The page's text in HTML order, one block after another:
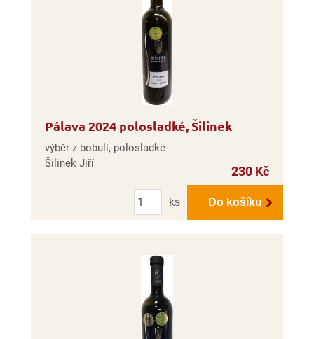
Pálava 2024 polosladké, Šilinek
výběr z bobulí, polosladké
Šilinek Jiří
230 Kč
Počet
ks
Do košíku